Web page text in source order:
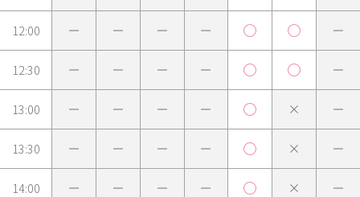
12:00
12:30
13:00
13:30
14:00